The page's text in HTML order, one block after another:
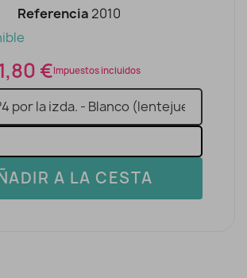
Referencia 2010
€Impuestos incluidos
A LA CESTA